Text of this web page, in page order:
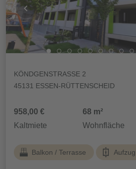
KÖNDGENSTRASSE 2
45131 ESSEN-RÜTTENSCHEID
Kaltmiete
958,00 €
Wohnfläche
68 m²
Balkon / Terrasse Aufzug